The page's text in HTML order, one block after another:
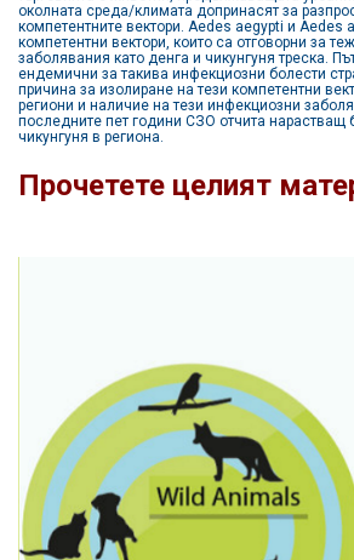
околната среда/климата допринасят за
компетентните вектори. Aedes aegypti и Aedes
компетентни вектори, които са отговорни за
заболявания като денга и чикунгуня треска.
ендемични за такива инфекциозни болести
причина за изолиране на тези компетентни
региони и наличие на тези инфекциозни
последните пет години СЗО отчита нарастващ
чикунгуня в региона.
Прочетете целият